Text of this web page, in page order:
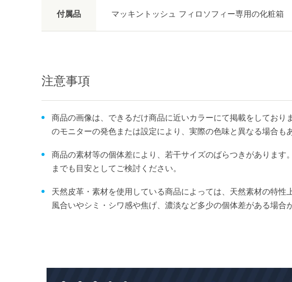
付属品 マッキントッシュ フィロソフィー専用の化粧箱
注意事項
商品の画像は、できるだけ商品に近いカラーにて掲載をしており
のモニターの発色または設定により、実際の色味と異なる場合も
商品の素材等の個体差により、若干サイズのばらつきがあります
までも目安としてご検討ください。
天然皮革・素材を使用している商品によっては、天然素材の特性
風合いやシミ・シワ感や焦げ、濃淡など多少の個体差がある場合